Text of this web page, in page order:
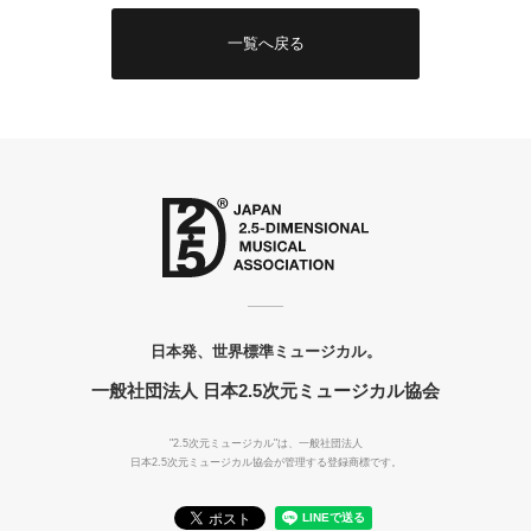
一覧へ戻る
日本発、世界標準ミュージカル。
一般社団法人 日本2.5次元ミュージカル協会
"2.5次元ミュージカル"は、一般社団法人
日本2.5次元ミュージカル協会が管理する登録商標です。